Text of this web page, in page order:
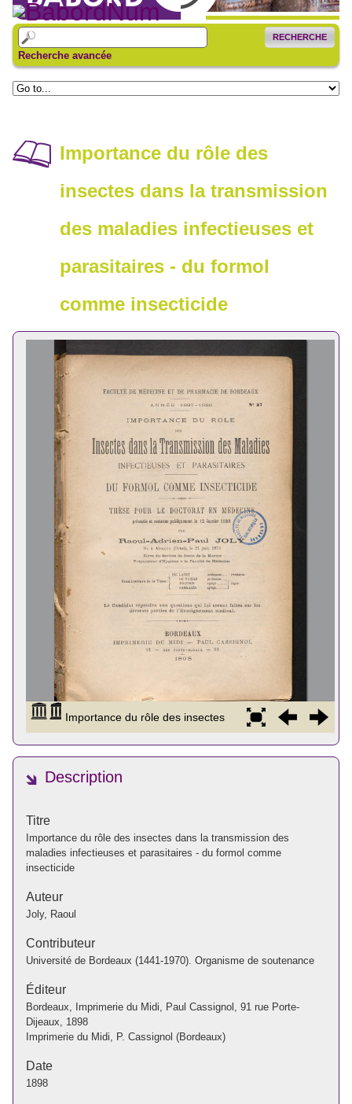
RECHERCHE
Recherche avancée
Importance du rôle des
insectes dans la transmission
des maladies infectieuses et
parasitaires - du formol
comme insecticide
Description
Titre
Importance du rôle des insectes dans la transmission des
maladies infectieuses et parasitaires - du formol comme
insecticide
Auteur
Joly, Raoul
Contributeur
Université de Bordeaux (1441-1970). Organisme de soutenance
Éditeur
Bordeaux, Imprimerie du Midi, Paul Cassignol, 91 rue Porte-
Dijeaux, 1898
Imprimerie du Midi, P. Cassignol (Bordeaux)
Date
1898